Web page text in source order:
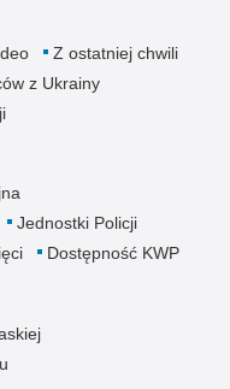
Z ostatniej chwili
z Ukrainy
Jednostki Policji
Dostępność KWP